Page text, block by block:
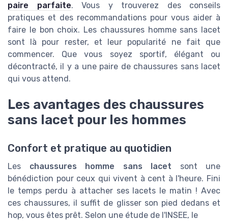
paire parfaite. Vous y trouverez des conseils
pratiques et des recommandations pour vous aider à
faire le bon choix. Les chaussures homme sans lacet
sont là pour rester, et leur popularité ne fait que
commencer. Que vous soyez sportif, élégant ou
décontracté, il y a une paire de chaussures sans lacet
qui vous attend.
Les avantages des chaussures
sans lacet pour les hommes
Confort et pratique au quotidien
Les chaussures homme sans lacet sont une
bénédiction pour ceux qui vivent à cent à l'heure. Fini
le temps perdu à attacher ses lacets le matin ! Avec
ces chaussures, il suffit de glisser son pied dedans et
hop, vous êtes prêt. Selon une étude de l'INSEE, le